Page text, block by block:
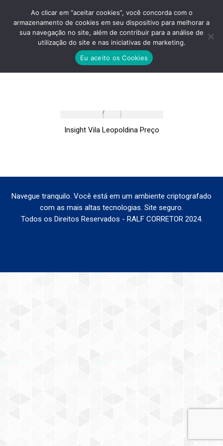
INSIGHT VILA LEOPOLDINA PREÇO
Você está aqui:
Insight Vila Leopoldina Preço
Navegue tranquilo. Você está em um ambiente criptografado
com as mais altas tecnologias. Site seguro.
Todos os Direitos Reservados - RALF CORRETOR 2024.
Ao clicar em “aceitar cookies”, você concorda com o
armazenamento de cookies em seu dispositivo para melhorar a
sua navegação no site, além de contribuir para a análise de
utilização do site e nas iniciativas de marketing.
Eu aceito os Cookies